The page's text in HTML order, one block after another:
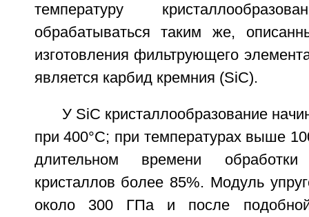
температуру
обрабатываться таким же,
изготовления фильтрующего
является карбид кремния (SiC).
У SiC кристаллообразование
при 400°С; при температурах выше
длительном времени
кристаллов более 85%. Модуль
около 300 ГПа и после